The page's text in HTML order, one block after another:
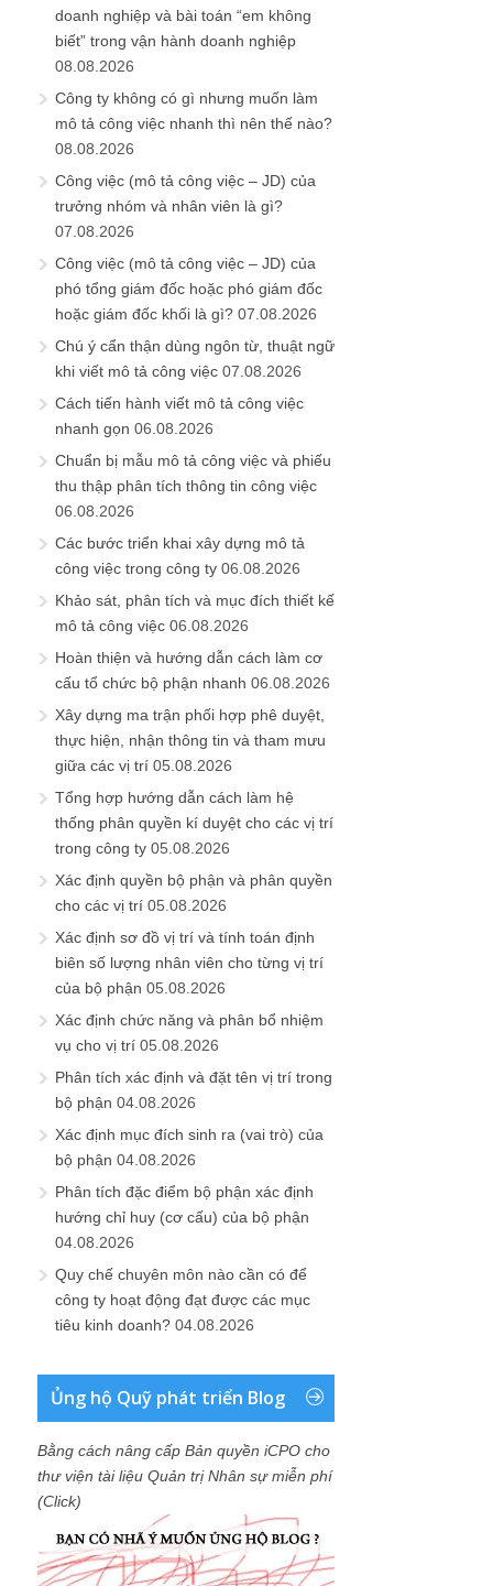
doanh nghiệp và bài toán “em không
biết” trong vận hành doanh nghiệp
08.08.2026
Công ty không có gì nhưng muốn làm
mô tả công việc nhanh thì nên thế nào?
08.08.2026
Công việc (mô tả công việc – JD) của
trưởng nhóm và nhân viên là gì?
07.08.2026
Công việc (mô tả công việc – JD) của
phó tổng giám đốc hoặc phó giám đốc
hoặc giám đốc khối là gì? 07.08.2026
Chú ý cẩn thận dùng ngôn từ, thuật ngữ
khi viết mô tả công việc 07.08.2026
Cách tiến hành viết mô tả công việc
nhanh gọn 06.08.2026
Chuẩn bị mẫu mô tả công việc và phiếu
thu thập phân tích thông tin công việc
06.08.2026
Các bước triển khai xây dựng mô tả
công việc trong công ty 06.08.2026
Khảo sát, phân tích và mục đích thiết kế
mô tả công việc 06.08.2026
Hoàn thiện và hướng dẫn cách làm cơ
cấu tổ chức bộ phận nhanh 06.08.2026
Xây dựng ma trận phối hợp phê duyệt,
thực hiện, nhận thông tin và tham mưu
giữa các vị trí 05.08.2026
Tổng hợp hướng dẫn cách làm hệ
thống phân quyền kí duyệt cho các vị trí
trong công ty 05.08.2026
Xác định quyền bộ phận và phân quyền
cho các vị trí 05.08.2026
Xác định sơ đồ vị trí và tính toán định
biên số lượng nhân viên cho từng vị trí
của bộ phận 05.08.2026
Xác định chức năng và phân bổ nhiệm
vụ cho vị trí 05.08.2026
Phân tích xác định và đặt tên vị trí trong
bộ phận 04.08.2026
Xác định mục đích sinh ra (vai trò) của
bộ phận 04.08.2026
Phân tích đặc điểm bộ phận xác định
hướng chỉ huy (cơ cấu) của bộ phận
04.08.2026
Quy chế chuyên môn nào cần có để
công ty hoạt động đạt được các mục
tiêu kinh doanh? 04.08.2026
Ủng hộ Quỹ phát triển Blog
Bằng cách nâng cấp Bản quyền iCPO cho
thư viện tài liệu Quản trị Nhân sự miễn phí
(Click)